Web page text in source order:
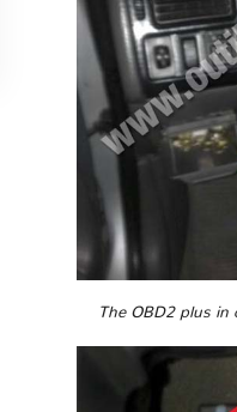
The OBD2 plus